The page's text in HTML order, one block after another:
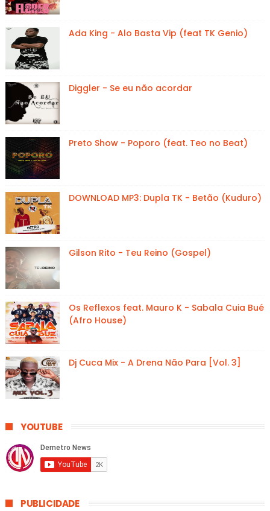
Ada King - Alo Basta Vip (feat TK Genio)
Diggler - Se eu não acordar
Preto Show - Poporo (feat. Teo no Beat)
DOWNLOAD MP3: Dupla TK - Betão (Kuduro)
Gilson Rito - Teu Reino (Gospel)
Os Reflexos feat. Mauro K - Sabala Cuia Bué
(Afro House)
Dj Cuca Mix - A Drena Não Para [Vol. 3]
YOUTUBE
PUBLICIDADE